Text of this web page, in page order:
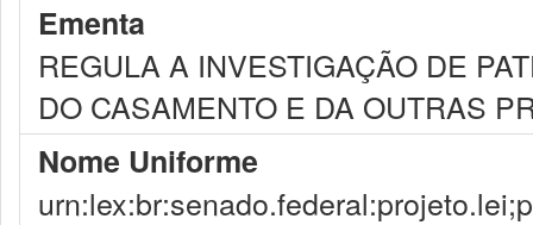
Ementa
REGULA A INVESTIGAÇÃO DE
DO CASAMENTO E DA OUTRAS
Nome Uniforme